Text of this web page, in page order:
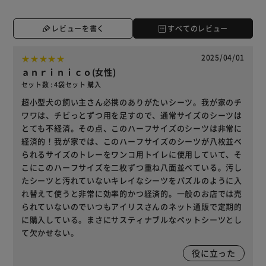
レビューを書く すべてのレビュー
2025/04/01
ａｎｒｉｎｉｃｏ(女性)
セット数 : 4袋セット 購入
超小型犬の飼い主さん必携のありがたいシーツ。我が家のチ
ワワは、チビっとずつ用を足すので、通常サイズのシーツは
とても不経済。その点、このハーフサイズのシーツは非常に
経済的！我が家では、このハーフサイズのシーツが八枚並べ
られるサイズのトレーをワンコ用トイレに使用していて、そ
こにこのハーフサイズを二枚ずつ重ね八面並べている。汚し
たシーツと汚れていないキレイなシーツをパズルのように入
れ替えて使うと非常に効率的かつ経済的。一般のお店では売
られていないのでいつもアイリスさんのネット通販で定期的
に購入している。まさにサスティナブルなペットシーツとし
て欠かせない。
役に立った